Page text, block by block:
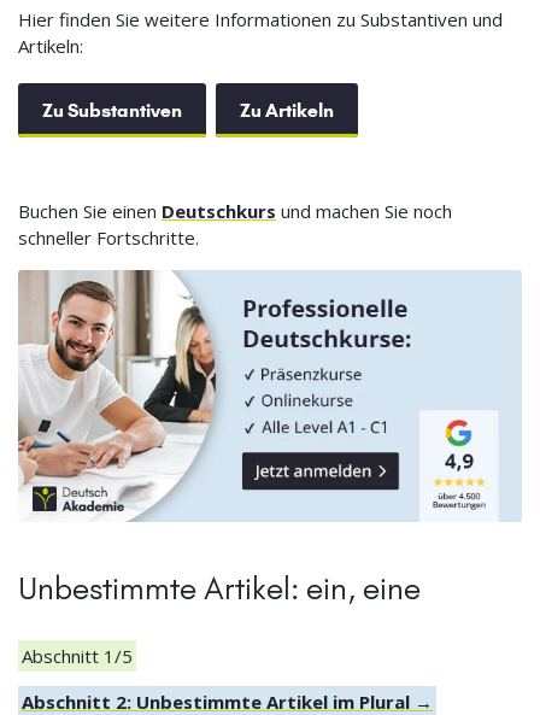
Hier finden Sie weitere Informationen zu Substantiven und
Artikeln:
Zu Substantiven Zu Artikeln
Buchen Sie einen Deutschkurs und machen Sie noch
schneller Fortschritte.
Unbestimmte Artikel: ein, eine
Abschnitt 1/5
Abschnitt 2: Unbestimmte Artikel im Plural →